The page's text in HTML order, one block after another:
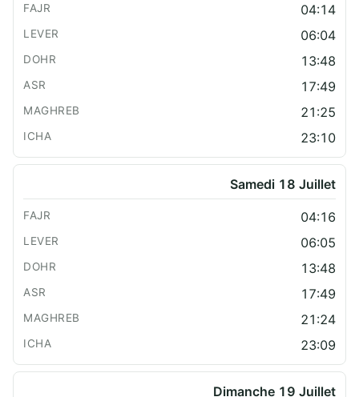
04:14
06:04
13:48
17:49
21:25
23:10
Samedi 18 Juillet
04:16
06:05
13:48
17:49
21:24
23:09
Dimanche 19 Juillet